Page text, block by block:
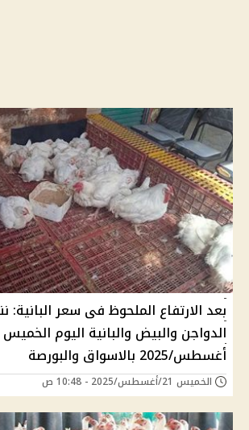
بعد الارتفاع الملحوظ فى سعر البانية:
أغسطس/2025 بالاسواق والبورصة
الخميس 21/أغسطس/2025 - 10:48 ص